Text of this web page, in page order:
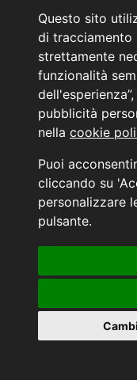
Questo sito
di tracciamento
strettamente
funzionalità
pubblicità
nella cookie
Puoi
cliccando su
personalizzare
pulsante.
PRENOTA IL TUO
PRENOTA LA REVISIONE
Consulente Online Usato:
Consulente Online Hyundai:
AUTO PLANET BARI SRL |
Generata
INFORMATIVA AI
Aggiorna le tue